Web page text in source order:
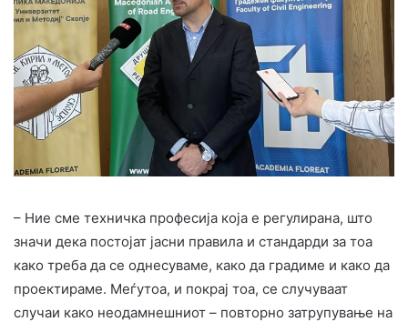
– Ние сме техничка професија која е регулирана, што
значи дека постојат јасни правила и стандарди за тоа
како треба да се однесуваме, како да градиме и како да
проектираме. Меѓутоа, и покрај тоа, се случуваат
случаи како неодамнешниот – повторно затрупување на